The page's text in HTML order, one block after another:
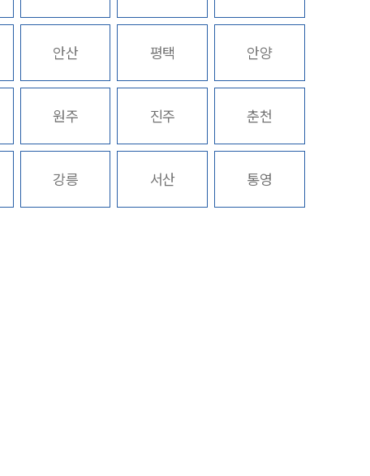
업무분야
성범죄대응부 업무
전체
구성원 소개
성범죄전문변호사
안산 평택 안양
원주 진주 춘천
강릉 서산 통영